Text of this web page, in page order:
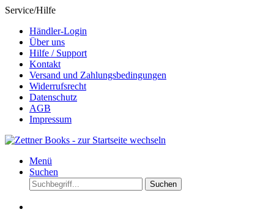
Service/Hilfe
Händler-Login
Über uns
Hilfe / Support
Kontakt
Versand und Zahlungsbedingungen
Widerrufsrecht
Datenschutz
AGB
Impressum
Menü
Suchen
Suchen